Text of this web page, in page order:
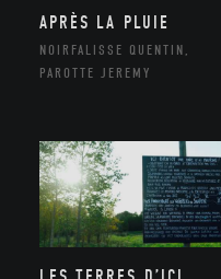
APRÈS LA PLUIE
NOIRFALISSE QUENTIN,
PAROTTE JEREMY